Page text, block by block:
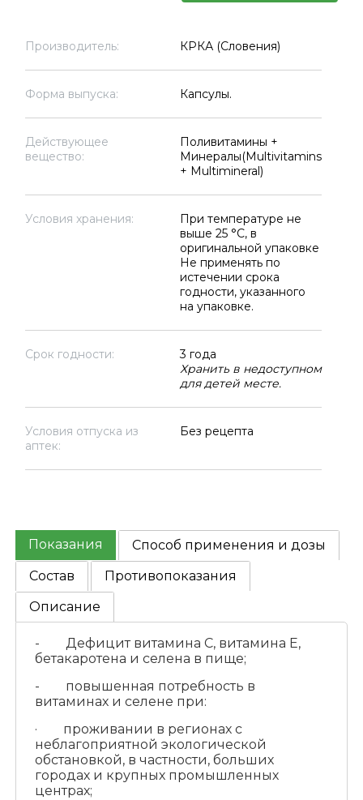
Производитель: КРКА (Словения)
Форма выпуска: Капсулы.
Действующее
вещество:
Поливитамины +
Минералы(Multivitamins
+ Multimineral)
Условия хранения:
При температуре не
выше 25 °C, в
оригинальной упаковке
Не применять по
истечении срока
годности, указанного
на упаковке.
Срок годности:
3 года
Хранить в недоступном
для детей месте.
Условия отпуска из
аптек:
Без рецепта
Показания
Способ применения и дозы
Состав
Противопоказания
Описание
- Дефицит витамина С, витамина Е,
бетакаротена и селена в пище;
- повышенная потребность в
витаминах и селене при:
· проживании в регионах с
неблагоприятной экологической
обстановкой, в частности, больших
городах и крупных промышленных
центрах;